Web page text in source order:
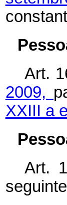
Art.
2009,
XXIII a
Art.